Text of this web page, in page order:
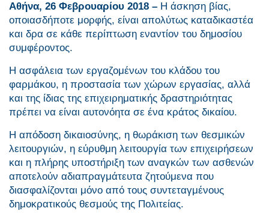
Αθήνα, 26 Φεβρουαρίου 2018 – Η άσκηση βίας,
οποιασδήποτε μορφής, είναι απολύτως καταδικαστέα
και δρα σε κάθε περίπτωση εναντίον του δημοσίου
συμφέροντος.
Η ασφάλεια των εργαζομένων του κλάδου του
φαρμάκου, η προστασία των χώρων εργασίας, αλλά
και της ίδιας της επιχειρηματικής δραστηριότητας
πρέπει να είναι αυτονόητα σε ένα κράτος δικαίου.
Η απόδοση δικαιοσύνης, η θωράκιση των θεσμικών
λειτουργιών, η εύρυθμη λειτουργία των επιχειρήσεων
και η πλήρης υποστήριξη των αναγκών των ασθενών
αποτελούν αδιαπραγμάτευτα ζητούμενα που
διασφαλίζονται μόνο από τους συντεταγμένους
δημοκρατικούς θεσμούς της Πολιτείας.